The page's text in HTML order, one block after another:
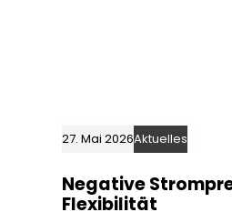
27. Mai 2026Aktuelles
Negative
Flexibilität